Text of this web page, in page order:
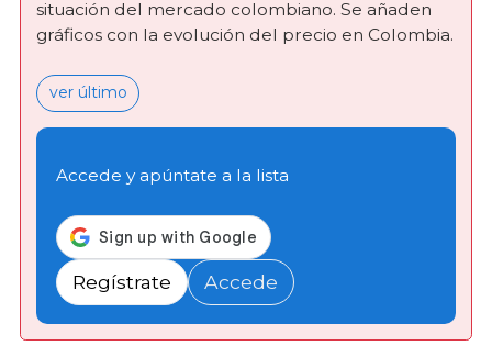
situación del mercado colombiano. Se añaden
gráficos con la evolución del precio en Colombia.
ver último
Accede y apúntate a la lista
Regístrate Accede